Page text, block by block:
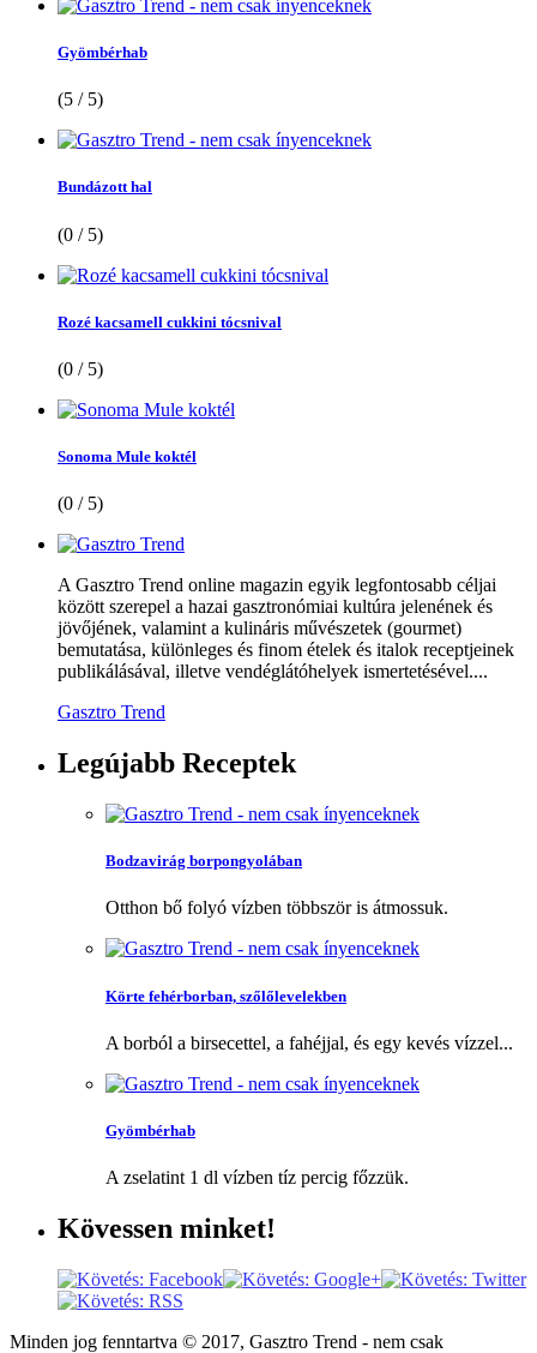
Gyömbérhab
(5 / 5)
Bundázott hal
(0 / 5)
Rozé kacsamell cukkini tócsnival
(0 / 5)
Sonoma Mule koktél
(0 / 5)
A Gasztro Trend online magazin egyik legfontosabb céljai
között szerepel a hazai gasztronómiai kultúra jelenének és
jövőjének, valamint a kulináris művészetek (gourmet)
bemutatása, különleges és finom ételek és italok receptjeinek
publikálásával, illetve vendéglátóhelyek ismertetésével....
Gasztro Trend
Legújabb Receptek
Bodzavirág borpongyolában
Otthon bő folyó vízben többször is átmossuk.
Körte fehérborban, szőlőlevelekben
A borból a birsecettel, a fahéjjal, és egy kevés vízzel...
Gyömbérhab
A zselatint 1 dl vízben tíz percig főzzük.
Kövessen minket!
Minden jog fenntartva © 2017, Gasztro Trend - nem csak